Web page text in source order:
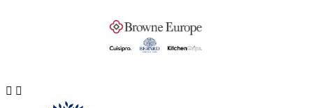
 